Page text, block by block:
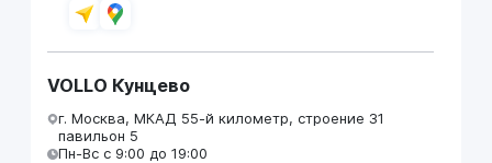
VOLLO Кунцево
г. Москва, МКАД 55-й километр, строение 31
павильон 5
Пн-Вс с 9:00 до 19:00